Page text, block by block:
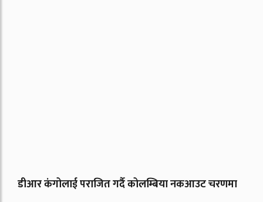
डीआर कंगोलाई पराजित गर्दै कोलम्बिया नकआउट चरणमा